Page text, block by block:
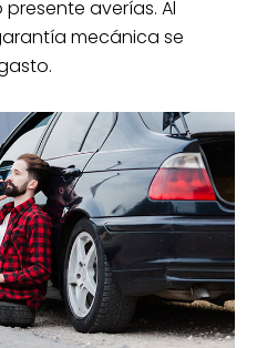
a cambios
de cada póliza
tu seguro de auto
March desde
Robo total
Cobertura: Limitada
gratis!
a cambios
averías. Al
mecánica se